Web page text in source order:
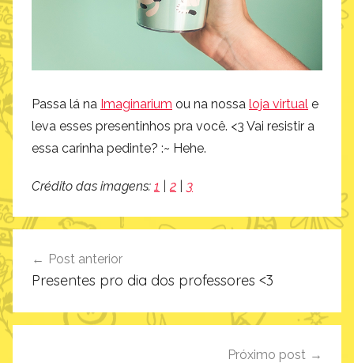
Passa lá na Imaginarium ou na nossa loja virtual e
leva esses presentinhos pra você. <3 Vai resistir a
essa carinha pedinte? :~ Hehe.
Crédito das imagens: 1 |2 3
Navegação
de
Post
Post anterior
Presentes pro dia dos professores <3
Próximo post